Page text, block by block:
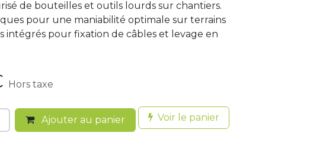
de bouteilles et outils lourds sur chantiers.
pour une maniabilité optimale sur terrains
intégrés pour fixation de câbles et levage en
Hors taxe
Ajouter au panier Voir le panier